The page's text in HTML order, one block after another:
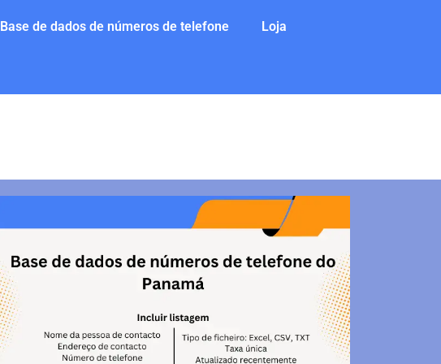
Base de dados de números de telefone Loja